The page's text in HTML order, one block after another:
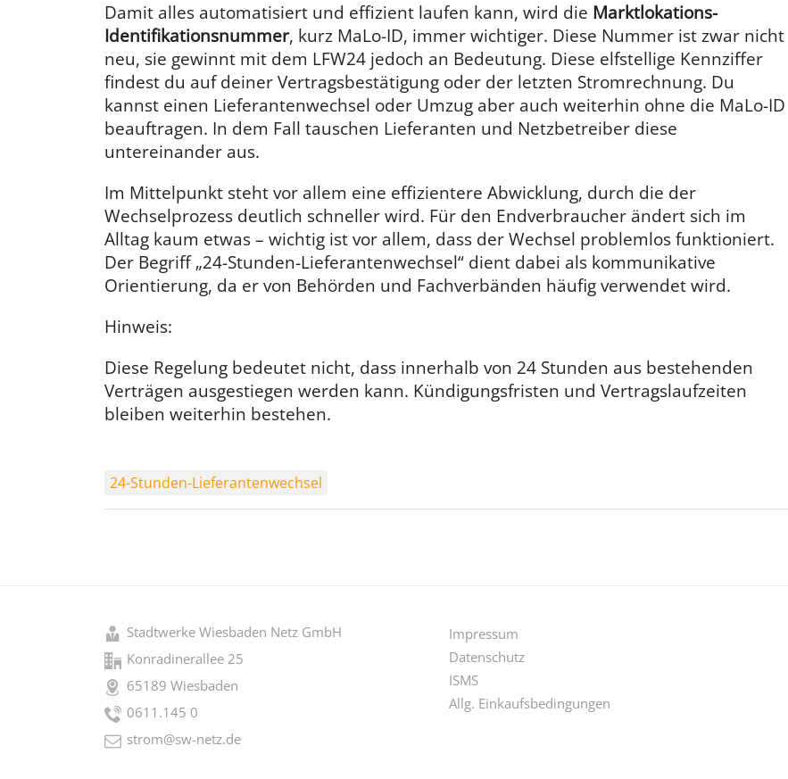
Damit alles automatisiert und effizient laufen kann, wird die Marktlokations-
Identifikationsnummer, kurz MaLo-ID, immer wichtiger. Diese Nummer ist zwar nicht
neu, sie gewinnt mit dem LFW24 jedoch an Bedeutung. Diese elfstellige Kennziffer
findest du auf deiner Vertragsbestätigung oder der letzten Stromrechnung. Du
kannst einen Lieferantenwechsel oder Umzug aber auch weiterhin ohne die MaLo-ID
beauftragen. In dem Fall tauschen Lieferanten und Netzbetreiber diese
untereinander aus.
Im Mittelpunkt steht vor allem eine effizientere Abwicklung, durch die der
Wechselprozess deutlich schneller wird. Für den Endverbraucher ändert sich im
Alltag kaum etwas – wichtig ist vor allem, dass der Wechsel problemlos funktioniert.
Der Begriff „24-Stunden-Lieferantenwechsel“ dient dabei als kommunikative
Orientierung, da er von Behörden und Fachverbänden häufig verwendet wird.
Hinweis:
Diese Regelung bedeutet nicht, dass innerhalb von 24 Stunden aus bestehenden
Verträgen ausgestiegen werden kann. Kündigungsfristen und Vertragslaufzeiten
bleiben weiterhin bestehen.
24-Stunden-Lieferantenwechsel
Stadtwerke Wiesbaden Netz GmbH
Konradinerallee 25
65189 Wiesbaden
0611.145 0
strom@sw-netz.de
Impressum
Datenschutz
ISMS
Allg. Einkaufsbedingungen